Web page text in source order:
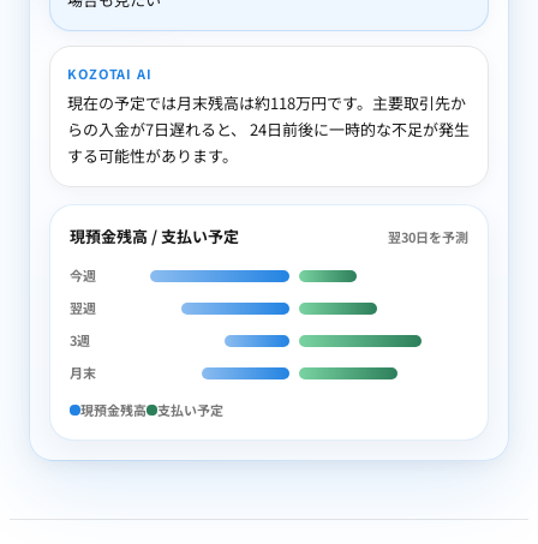
KOZOTAI AI
現在の予定では月末残高は約118万円です。主要取引先か
らの入金が7日遅れると、 24日前後に一時的な不足が発生
する可能性があります。
現預金残高 / 支払い予定 翌30日を予測
今週
翌週
3週
月末
現預金残高 支払い予定